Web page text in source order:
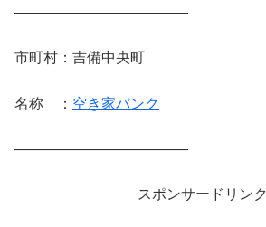
————————————
市町村：吉備中央町
名称 ： 空き家バンク
————————————
スポンサードリンク